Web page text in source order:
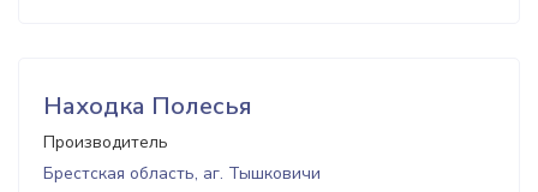
Находка Полесья
Производитель
Брестская область, аг. Тышковичи